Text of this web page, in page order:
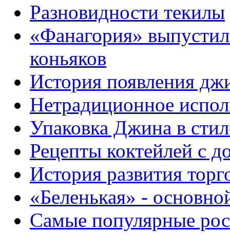
Разновидности текилы
«Фанагория»
коньяков
История появления
Нетрадиционное
Упаковка Джина в
Рецепты коктейлей с
История развития
«Беленькая» -
Самые популярные